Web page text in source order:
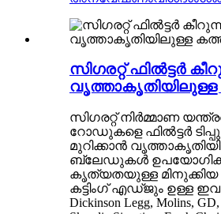
സിഗരറ്റ് ഫിൽട്ടർ
വൃത്താകൃതിയിലുള്ള
സിഗരറ്റ് നിർമ്മാണ
റോഡുകളെ ഫിൽട്ടർ
മുറിക്കാൻ
ബ്ലേഡുകൾ
കൃത്യതയുള്ള
കട്ടിംഗ് എഡ്ജും ഉള്ള ഇവ
Dickinson Legg, Molins, GD,